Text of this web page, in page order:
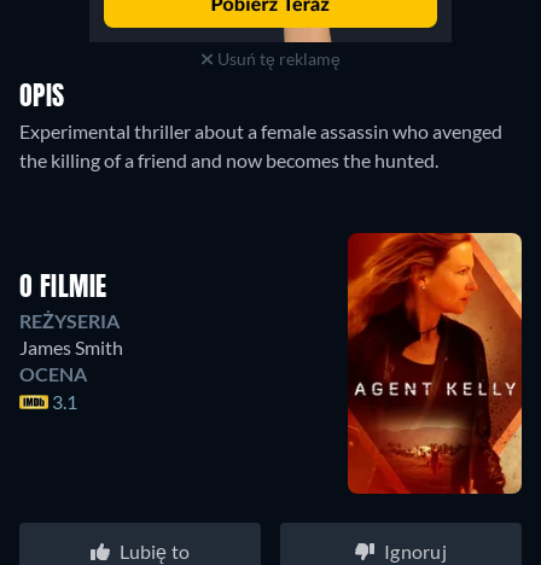
Usuń tę reklamę
OPIS
Experimental thriller about a female assassin who avenged
the killing of a friend and now becomes the hunted.
O FILMIE
REŻYSERIA
James Smith
OCENA
3.1
Lubię to Ignoruj